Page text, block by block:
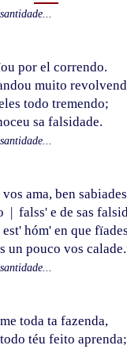
por el correndo.
muito
todo tremendo;
sa falsidade.
vos ama, ben
| falss' e de sas
est' hóm' en que
un pouco vos
toda ta fazenda,
todo téu feito aprenda;